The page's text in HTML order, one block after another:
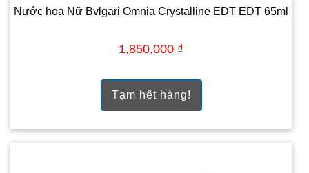
Nước hoa Nữ Bvlgari Omnia Crystalline EDT EDT 65ml
1,850,000 ₫
Tạm hết hàng!